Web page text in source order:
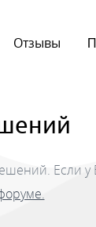
Отзывы
Если у